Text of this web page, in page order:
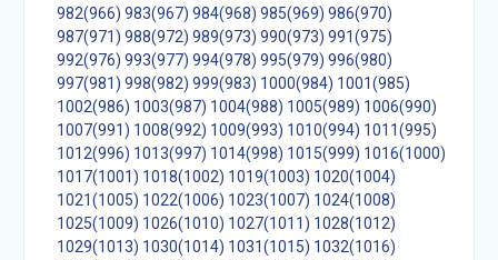
982(966) 983(967) 984(968) 985(969) 986(970)
987(971) 988(972) 989(973) 990(973) 991(975)
992(976) 993(977) 994(978) 995(979) 996(980)
997(981) 998(982) 999(983) 1000(984) 1001(985)
1002(986) 1003(987) 1004(988) 1005(989) 1006(990)
1007(991) 1008(992) 1009(993) 1010(994) 1011(995)
1012(996) 1013(997) 1014(998) 1015(999) 1016(1000)
1017(1001) 1018(1002) 1019(1003) 1020(1004)
1021(1005) 1022(1006) 1023(1007) 1024(1008)
1025(1009) 1026(1010) 1027(1011) 1028(1012)
1029(1013) 1030(1014) 1031(1015) 1032(1016)